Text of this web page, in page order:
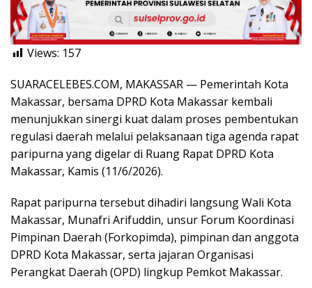
Views: 157
SUARACELEBES.COM, MAKASSAR — Pemerintah Kota
Makassar, bersama DPRD Kota Makassar kembali
menunjukkan sinergi kuat dalam proses pembentukan
regulasi daerah melalui pelaksanaan tiga agenda rapat
paripurna yang digelar di Ruang Rapat DPRD Kota
Makassar, Kamis (11/6/2026).
Rapat paripurna tersebut dihadiri langsung Wali Kota
Makassar, Munafri Arifuddin, unsur Forum Koordinasi
Pimpinan Daerah (Forkopimda), pimpinan dan anggota
DPRD Kota Makassar, serta jajaran Organisasi
Perangkat Daerah (OPD) lingkup Pemkot Makassar.